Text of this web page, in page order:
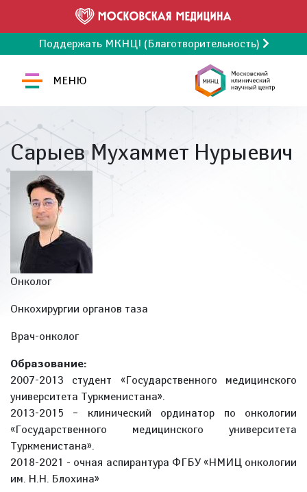
Поддержать МКНЦ! (Благотворительность)
МЕНЮ
Сарыев Мухаммет Нурыевич
Онколог
Онкохирургии органов таза
Врач-онколог
Образование:
2007-2013 студент «Государственного медицинского
университета Туркменистана».
2013-2015 – клинический ординатор по онкологии
«Государственного медицинского университета
Туркменистана».
2018-2021 - очная аспирантура ФГБУ «НМИЦ онкологии
им. Н.Н. Блохина»